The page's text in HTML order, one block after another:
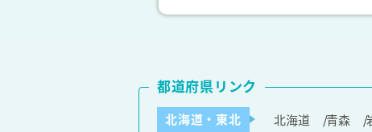
北海道・東北 北海道 青森
都道府県リンク